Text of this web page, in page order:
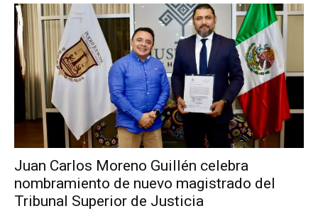
Juan Carlos Moreno Guillén celebra
nombramiento de nuevo magistrado del
Tribunal Superior de Justicia